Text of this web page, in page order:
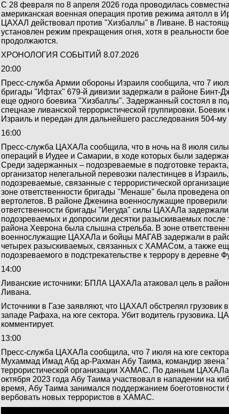
С 28 февраля по 8 апреля 2026 года проводилась
американская военная операция против режима аятолл в
ЦАХАЛ действовал против "Хизбаллы" в Ливане. В
установлен режим прекращения огня, хотя в реальности
продолжаются.
ХРОНОЛОГИЯ СОБЫТИЙ 8.07.2026
20:00
Пресс-служба Армии обороны Израиля сообщила, что 7
бригады "Ифтах" 679-й дивизии задержали в районе Бинт-
еще одного боевика "Хизбаллы". Задержанный состоял в
спецназе ливанской террористической группировки.
Израиль и передан для дальнейшего расследования 504-
16:00
Пресс-служба ЦАХАЛа сообщила, что в ночь на 8 июля
операций в Иудее и Самарии, в ходе которых были
Среди задержанных – подозреваемые в подготовке
организатор нелегальной перевозки палестинцев в
подозреваемые, связанные с террористической
зоне ответственности бригады "Менаше" была проведена
вертолетов. В районе Дженина военнослужащие проверили
ответственности бригады "Иегуда" силы ЦАХАЛа
подозреваемых и допросили десятки разыскиваемых после
района Хеврона была слышна стрельба. В зоне
военнослужащие ЦАХАЛа и бойцы МАГАВ задержали в
четырех разыскиваемых, связанных с ХАМАСом, а также
подозреваемого в подстрекательстве к террору в деревне
14:00
Ливанские источники: БПЛА ЦАХАЛа атаковал цель в
Ливана.
Источники в Газе заявляют, что ЦАХАЛ обстрелял грузовик
западе Рафаха, на юге сектора. Убит водитель грузовика.
комментирует.
13:00
Пресс-служба ЦАХАЛа сообщила, что 7 июля на юге
Мухаммад Имад Абд ар-Рахман Абу Таима, командир звена
террористической организации ХАМАС. По данным
октября 2023 года Абу Таима участвовал в нападении на
время, Абу Таима занимался поддержанием боеготовности
вербовать новых террористов в ХАМАС.